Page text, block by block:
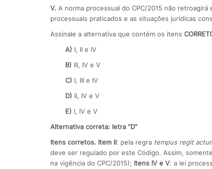
V. A norma processual do CPC/2015 não
processuais praticados e as situações jurídicas
Assinale a alternativa que contém os itens
A) I, II e IV
B) III, IV e V
C) I, III e IV
D) II, IV e V
E) I, IV e V
Alternativa correta: letra “D”
Itens corretos. Item II: pela regra tempus regit
deve ser regulado por este Código. Assim,
na vigência do CPC/2015); Itens IV e V: a lei